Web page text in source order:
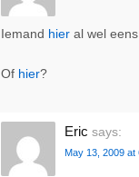
Iemand hier al wel
Of hier?
Eric says:
May 13, 2009 at